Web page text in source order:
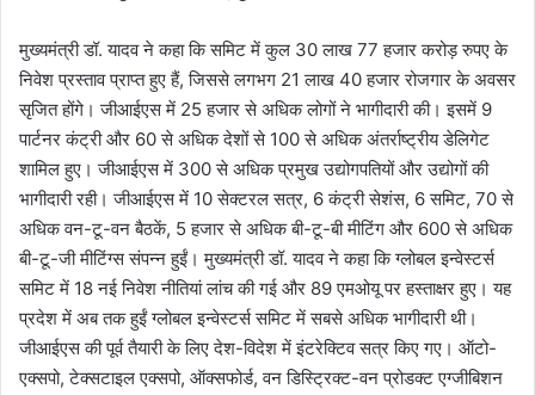
मुख्यमंत्री डॉ. यादव ने कहा कि समिट में कुल 30 लाख 77 हजार करोड़ रुपए के
निवेश प्रस्ताव प्राप्त हुए हैं, जिससे लगभग 21 लाख 40 हजार रोजगार के अवसर
सृजित होंगे। जीआईएस में 25 हजार से अधिक लोगों ने भागीदारी की। इसमें 9
पार्टनर कंट्री और 60 से अधिक देशों से 100 से अधिक अंतर्राष्ट्रीय डेलिगेट
शामिल हुए। जीआईएस में 300 से अधिक प्रमुख उद्योगपतियों और उद्योगों की
भागीदारी रही। जीआईएस में 10 सेक्टरल सत्र, 6 कंट्री सेशंस, 6 समिट, 70 से
अधिक वन-टू-वन बैठकें, 5 हजार से अधिक बी-टू-बी मीटिंग और 600 से अधिक
बी-टू-जी मीटिंग्स संपन्न हुईं। मुख्यमंत्री डॉ. यादव ने कहा कि ग्लोबल इन्वेस्टर्स
समिट में 18 नई निवेश नीतियां लांच की गई और 89 एमओयू पर हस्ताक्षर हुए। यह
प्रदेश में अब तक हुईं ग्लोबल इन्वेस्टर्स समिट में सबसे अधिक भागीदारी थी।
जीआईएस की पूर्व तैयारी के लिए देश-विदेश में इंटरेक्टिव सत्र किए गए। ऑटो-
एक्सपो, टेक्सटाइल एक्सपो, ऑक्सफोर्ड, वन डिस्ट्रिक्ट-वन प्रोडक्ट एग्जीबिशन